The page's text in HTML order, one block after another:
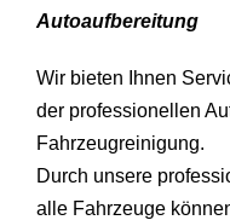
Autoaufbereitung
Wir bieten Ihnen
der professionellen
Fahrzeugreinigung.
Durch unsere
alle Fahrzeuge